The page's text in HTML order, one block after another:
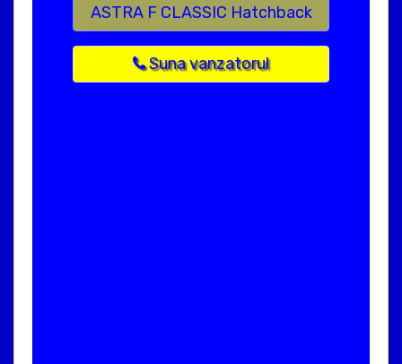
ASTRA F CLASSIC Hatchback
Suna vanzatorul